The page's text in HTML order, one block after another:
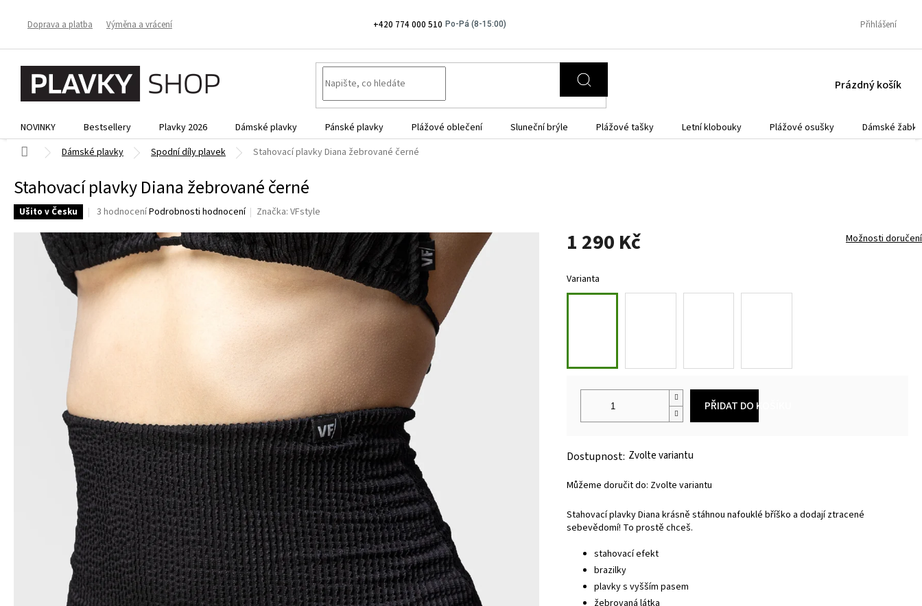
+420 774 000 510
Doprava a platba Výměna a vrácení Přihlášení
NÁKUPNÍ
Prázdný košík
NOVINKY Bestsellery Plavky 2026 Dámské plavky Pánské plavky Plážové oblečení Sluneční brýle Plážové tašky Letní klobouky Plážové osušky
Dámské žabky
Domů
Dámské plavky Spodní díly plavek Stahovací plavky Diana žebrované černé
Stahovací plavky Diana žebrované černé
Ušito v Česku
Průměrné
produktu
je
4,3
hvězdiček.
3 hodnoceníPodrobnosti hodnocení Značka:VFstyle
1 290 Kč
cena:
Zvolte variantu
Můžeme doručit do: Zvolte variantu
Možnosti doručení
Varianta
PŘIDAT DO KOŠÍKU
Stahovací plavky Diana krásně stáhnou nafouklé bříško a dodají ztracené
sebevědomí! To prostě chceš.
stahovací efekt
brazilky
plavky s vyšším pasem